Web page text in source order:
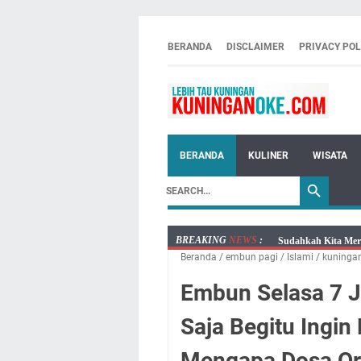
BERANDA DISCLAIMER PRIVACY
BERANDA KULINER WISATA
BREAKING NEWS :
Sudahkah Kita
Info Sembako di
Agenda Kegiatan
Kamis 6 Agustus
Besaran Biayanya
Layanan Mobil
Beranda / embun pagi / Islami /
Embun Selasa 7
Saja Begitu Ingin